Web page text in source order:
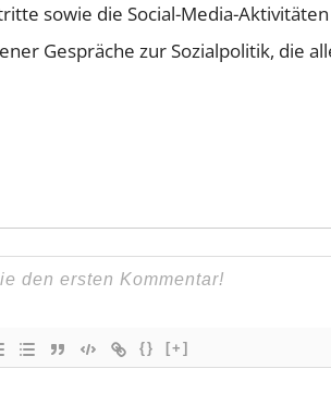
sowie die Social-Media-
Gespräche zur Sozialpolitik, die
{} [+]